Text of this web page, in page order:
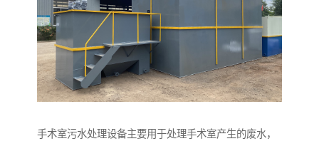
手术室污水处理设备主要用于处理手术室产生的废水，